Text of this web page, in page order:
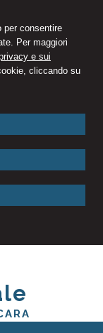
per consentire
Per maggiori
e sui
cliccando su